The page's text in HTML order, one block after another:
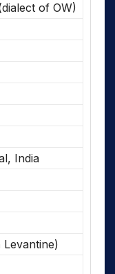
of OW)
India